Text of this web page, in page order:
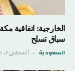
الخارجية: اتفاقية
سباق تسلح
السعودية أغسطس 7, 2026